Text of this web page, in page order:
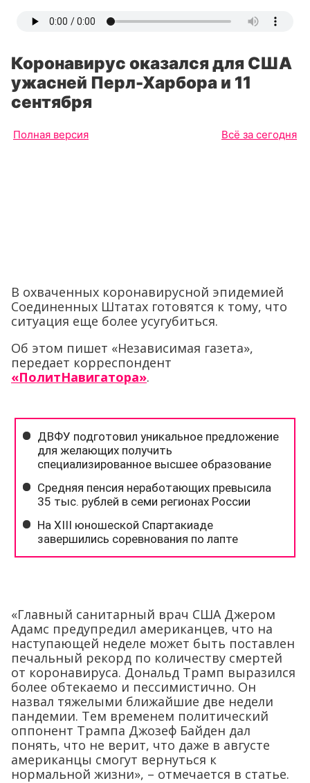
Коронавирус оказался для США
ужасней Перл-Харбора и 11
сентября
Полная версия Всё за сегодня
В охваченных коронавирусной эпидемией
Соединенных Штатах готовятся к тому, что
ситуация еще более усугубиться.
Об этом пишет «Независимая газета»,
передает корреспондент
«ПолитНавигатора».
«Главный санитарный врач США Джером
Адамс предупредил американцев, что на
наступающей неделе может быть поставлен
печальный рекорд по количеству смертей
от коронавируса. Дональд Трамп выразился
более обтекаемо и пессимистично. Он
назвал тяжелыми ближайшие две недели
пандемии. Тем временем политический
оппонент Трампа Джозеф Байден дал
понять, что не верит, что даже в августе
американцы смогут вернуться к
нормальной жизни», – отмечается в статье.